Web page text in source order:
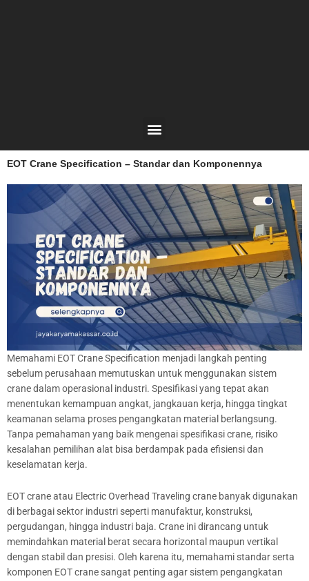
Menu
EOT Crane Specification – Standar dan Komponennya
Memahami EOT Crane Specification menjadi langkah penting
sebelum perusahaan memutuskan untuk menggunakan sistem
crane dalam operasional industri. Spesifikasi yang tepat akan
menentukan kemampuan angkat, jangkauan kerja, hingga tingkat
keamanan selama proses pengangkatan material berlangsung.
Tanpa pemahaman yang baik mengenai spesifikasi crane, risiko
kesalahan pemilihan alat bisa berdampak pada efisiensi dan
keselamatan kerja.
EOT crane atau Electric Overhead Traveling crane banyak digunakan
di berbagai sektor industri seperti manufaktur, konstruksi,
pergudangan, hingga industri baja. Crane ini dirancang untuk
memindahkan material berat secara horizontal maupun vertikal
dengan stabil dan presisi. Oleh karena itu, memahami standar serta
komponen EOT crane sangat penting agar sistem pengangkatan